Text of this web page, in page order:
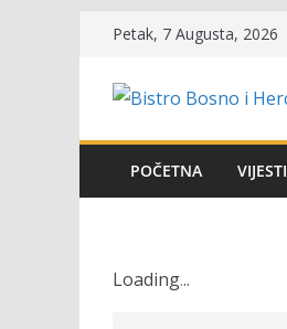
content
Petak, 7 Augusta, 2026
POČETNA VIJESTI
Loading...